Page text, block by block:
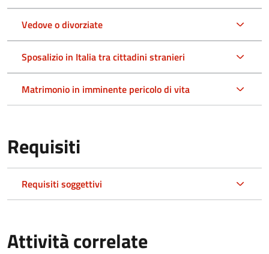
Vedove o divorziate
Sposalizio in Italia tra cittadini stranieri
Matrimonio in imminente pericolo di vita
Requisiti
Requisiti soggettivi
Attività correlate